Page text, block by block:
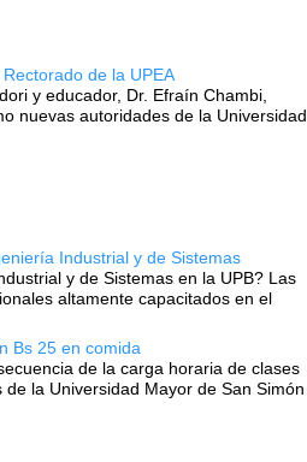
de la UPEA
y educador, Dr. Efraín Chambi,
nuevas autoridades de la Universidad
Industrial y de Sistemas
y de Sistemas en la UPB? Las
altamente capacitados en el
Bs 25 en comida
de la carga horaria de clases
la Universidad Mayor de San Simón